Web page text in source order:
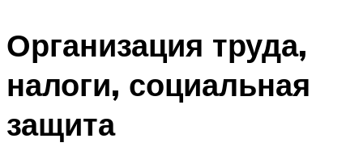
Организация труда,
налоги, социальная
защита